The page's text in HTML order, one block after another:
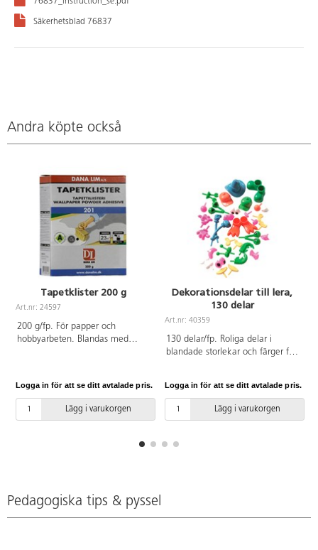
Säkerhetsblad 76837
Andra köpte också
Tapetklister 200 g
Art.nr: 24597
200 g/fp. För papper och
hobbyarbeten. Blandas med
Logga in för att se ditt avtalade pris.
Lägg i varukorgen
Dekorationsdelar till lera,
130 delar
Art.nr: 40359
130 delar/fp. Roliga delar i
blandade storlekar och färger för
att fästa i mjuk lera, styropor
eller enkla papprullar. Innehåller
händer, fötter, näsor, ögon,
Av polypropen.
Logga in för att se ditt avtalade pris.
Lägg i varukorgen
Pedagogiska tips & pyssel